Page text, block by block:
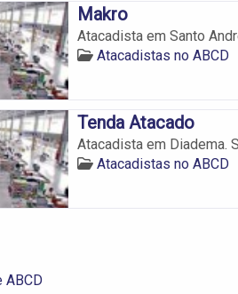
Makro
Atacadista em Santo
Atacadistas no ABCD
Tenda Atacado
Atacadista em Diadema.
Atacadistas no ABCD
ABCD